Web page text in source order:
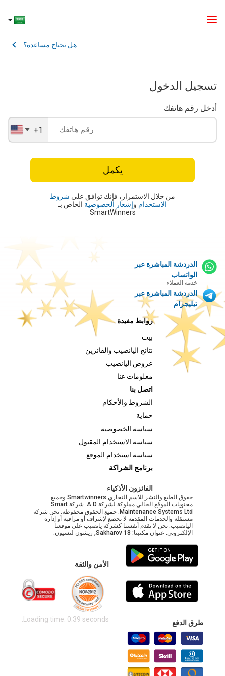
تسجيل الدخول
هل تحتاج مساعدة؟
أدخل رقم هاتفك
United
States
+1
يكمل
من خلال الاستمرار، فإنك توافق على شروط
الاستخدام وإشعار الخصوصية الخاص بـ
SmartWinners
الدردشة المباشرة عبر
الواتساب
خدمة العملاء
الدردشة المباشرة عبر
تيليجرام
روابط مفيدة
بيت
نتائج اليانصيب والفائزين
عروض اليانصيب
معلومات عنا
اتصل بنا
الشروط والأحكام
حماية
سياسة الخصوصية
سياسة الاستخدام المقبول
سياسة استخدام الموقع
برنامج الشراكة
الفائزون الأذكياء
حقوق الطبع والنشر للاسم التجاري Smartwinners وجميع
محتويات الموقع الحالي مملوكة لشركة A.D. شركة Smart
Maintenance Systems Ltd. جميع الحقوق محفوظة. نحن شركة
مستقلة والخدمات المقدمة لا تخضع لإشراف أو مراقبة أو إدارة
اليانصيب. نحن لا نقدم أنفسنا كشركة يانصيب على موقعنا
الإلكتروني. عنوان مكتبنا: Sakharov 18, ريشون لتسيون.
طرق الدفع
الأمن والثقة
Loading time: 0.39 seconds.